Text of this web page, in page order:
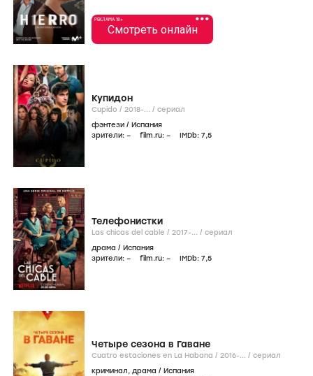
•••
РЕКЛАМА 18+
Смотреть онлайн
Купидон
Cupido / 2018-... / сериал
фэнтези / Испания
зрители: – film.ru: – IMDb: 7,5
Телефонистки
Las chicas del cable / 2017-... / сериал
драма / Испания
зрители: – film.ru: – IMDb: 7,5
Четыре сезона в Гаване
Cuatro estaciones en La Habana / 2016-... / сериал
криминал, драма / Испания